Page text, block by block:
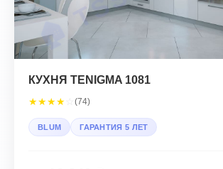
КУХНЯ TENIGMA 1081
★★★★ (74)
BLUM ГАРАНТИЯ 5 ЛЕТ